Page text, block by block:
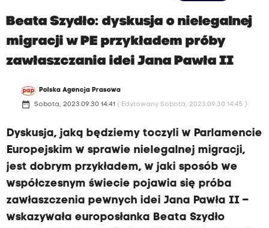
Beata Szydło: dyskusja o nielegalnej
migracji w PE przykładem próby
zawłaszczania idei Jana Pawła II
Polska Agencja Prasowa
date_range Sobota, 2023.09.30 14:41 ( Edytowany Sobota, 2023.09.30 14:45 )
Dyskusja, jaką będziemy toczyli w Parlamencie
Europejskim w sprawie nielegalnej migracji,
jest dobrym przykładem, w jaki sposób we
współczesnym świecie pojawia się próba
zawłaszczenia pewnych idei Jana Pawła II –
wskazywała europosłanka Beata Szydło